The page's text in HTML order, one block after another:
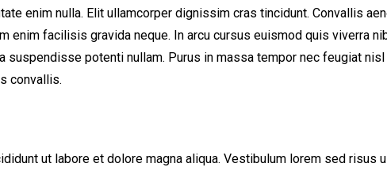
enim nulla. Elit ullamcorper dignissim cras tincidunt. Convallis
enim facilisis gravida neque. In arcu cursus euismod quis viverra
potenti nullam. Purus in massa tempor nec feugiat
convallis.
ut labore et dolore magna aliqua. Vestibulum lorem sed risus